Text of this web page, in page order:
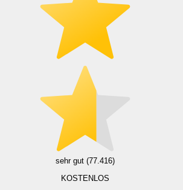
sehr gut (77.416)
KOSTENLOS